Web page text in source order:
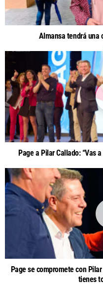
Almansa tendrá una
Page a Pilar Callado: “Vas
Page se compromete con
tienes